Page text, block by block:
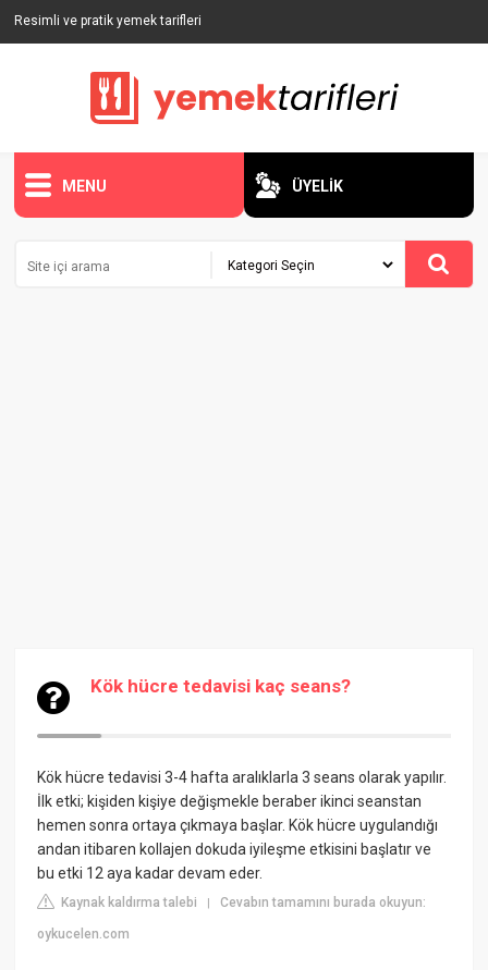
Resimli ve pratik yemek tarifleri
MENU ÜYELİK
Kök hücre tedavisi kaç seans?
Kök hücre tedavisi 3-4 hafta aralıklarla 3 seans olarak yapılır.
İlk etki; kişiden kişiye değişmekle beraber ikinci seanstan
hemen sonra ortaya çıkmaya başlar. Kök hücre uygulandığı
andan itibaren kollajen dokuda iyileşme etkisini başlatır ve
bu etki 12 aya kadar devam eder.
Kaynak kaldırma talebi |Cevabın tamamını burada okuyun:
oykucelen.com